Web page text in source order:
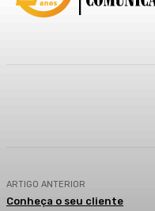
ARTIGO ANTERIOR
Conheça o seu cliente